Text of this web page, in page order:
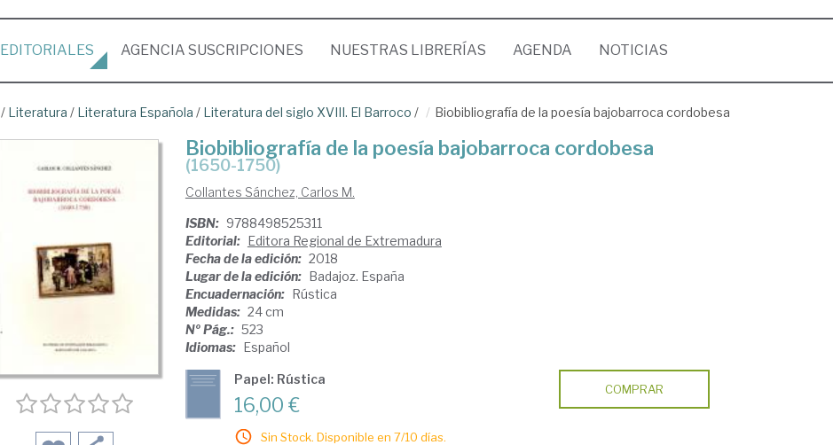
EDITORIALES AGENCIA SUSCRIPCIONES NUESTRAS LIBRERÍAS AGENDA NOTICIAS
/ Literatura / Literatura Española / Literatura del siglo XVIII. El Barroco / Biobibliografía de la poesía bajobarroca cordobesa
Biobibliografía de la poesía bajobarroca cordobesa
(1650-1750)
Collantes Sánchez, Carlos M.
ISBN: 9788498525311
Editorial: Editora Regional de Extremadura
Fecha de la edición: 2018
Lugar de la edición: Badajoz. España
Encuadernación: Rústica
Medidas: 24 cm
Nº Pág.: 523
Idiomas: Español
Papel: Rústica
16,00 €
Sin Stock. Disponible en 7/10 días.
COMPRAR